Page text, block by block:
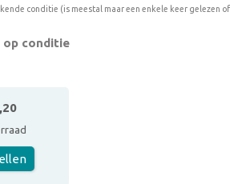
conditie (is meestal maar een enkele keer gelezen
conditie
,20